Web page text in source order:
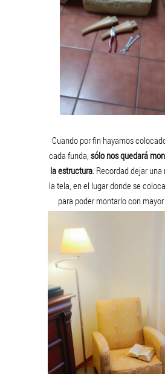
Cuando por fin hayamos
cada funda, sólo nos quedará
la estructura. Recordad dejar una
la tela, en el lugar donde se
para poder montarlo con